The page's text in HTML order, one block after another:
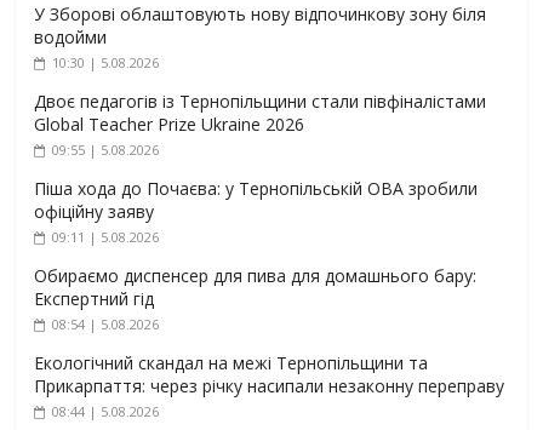
У Зборові облаштовують нову відпочинкову зону біля
водойми
10:30 | 5.08.2026
Двоє педагогів із Тернопільщини стали півфіналістами
Global Teacher Prize Ukraine 2026
09:55 | 5.08.2026
Піша хода до Почаєва: у Тернопільській ОВА зробили
офіційну заяву
09:11 | 5.08.2026
Обираємо диспенсер для пива для домашнього бару:
Експертний гід
08:54 | 5.08.2026
Екологічний скандал на межі Тернопільщини та
Прикарпаття: через річку насипали незаконну переправу
08:44 | 5.08.2026